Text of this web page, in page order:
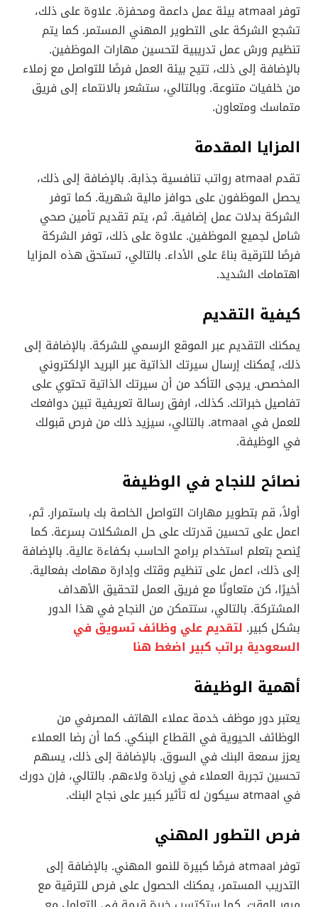
توفر atmaal بيئة عمل داعمة ومحفزة. علاوة على ذلك،
تشجع الشركة على التطوير المهني المستمر. كما يتم
تنظيم ورش عمل تدريبية لتحسين مهارات الموظفين.
بالإضافة إلى ذلك، تتيح بيئة العمل فرصًا للتواصل مع زملاء
من خلفيات متنوعة. وبالتالي، ستشعر بالانتماء إلى فريق
متماسك ومتعاون.
المزايا المقدمة
تقدم atmaal رواتب تنافسية جذابة. بالإضافة إلى ذلك،
يحصل الموظفون على حوافز مالية شهرية. كما توفر
الشركة بدلات عمل إضافية. ثم، يتم تقديم تأمين صحي
شامل لجميع الموظفين. علاوة على ذلك، توفر الشركة
فرصًا للترقية بناءً على الأداء. بالتالي، تستحق هذه المزايا
اهتمامك الشديد.
كيفية التقديم
يمكنك التقديم عبر الموقع الرسمي للشركة. بالإضافة إلى
ذلك، يُمكنك إرسال سيرتك الذاتية عبر البريد الإلكتروني
المخصص. يرجى التأكد من أن سيرتك الذاتية تحتوي على
تفاصيل خبراتك. كذلك، ارفق رسالة تعريفية تبين دوافعك
للعمل في atmaal. بالتالي، سيزيد ذلك من فرص قبولك
في الوظيفة.
نصائح للنجاح في الوظيفة
أولاً، قم بتطوير مهارات التواصل الخاصة بك باستمرار. ثم،
اعمل على تحسين قدرتك على حل المشكلات بسرعة. كما
يُنصح بتعلم استخدام برامج الحاسب بكفاءة عالية. بالإضافة
إلى ذلك، اعمل على تنظيم وقتك وإدارة مهامك بفعالية.
أخيرًا، كن متعاونًا مع فريق العمل لتحقيق الأهداف
المشتركة. بالتالي، ستتمكن من النجاح في هذا الدور
بشكل كبير. لتقديم علي وظائف تسويق في
السعودية براتب كبير اضغط هنا
أهمية الوظيفة
يعتبر دور موظف خدمة عملاء الهاتف المصرفي من
الوظائف الحيوية في القطاع البنكي. كما أن رضا العملاء
يعزز سمعة البنك في السوق. بالإضافة إلى ذلك، يسهم
تحسين تجربة العملاء في زيادة ولاءهم. بالتالي، فإن دورك
في atmaal سيكون له تأثير كبير على نجاح البنك.
فرص التطور المهني
توفر atmaal فرصًا كبيرة للنمو المهني. بالإضافة إلى
التدريب المستمر، يمكنك الحصول على فرص للترقية مع